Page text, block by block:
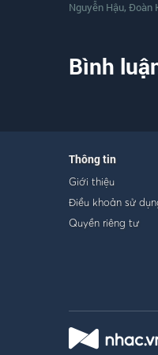
Nguyễn Hậu, Đoàn
Bình
Thông tin
Giới thiệu
Điều khoản sử
Quyền riêng tư